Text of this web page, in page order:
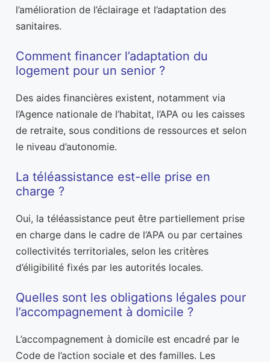
l’amélioration de l’éclairage et l’adaptation des
sanitaires.
Comment financer l’adaptation du
logement pour un senior ?
Des aides financières existent, notamment via
l’Agence nationale de l’habitat, l’APA ou les caisses
de retraite, sous conditions de ressources et selon
le niveau d’autonomie.
La téléassistance est-elle prise en
charge ?
Oui, la téléassistance peut être partiellement prise
en charge dans le cadre de l’APA ou par certaines
collectivités territoriales, selon les critères
d’éligibilité fixés par les autorités locales.
Quelles sont les obligations légales pour
l’accompagnement à domicile ?
L’accompagnement à domicile est encadré par le
Code de l’action sociale et des familles. Les